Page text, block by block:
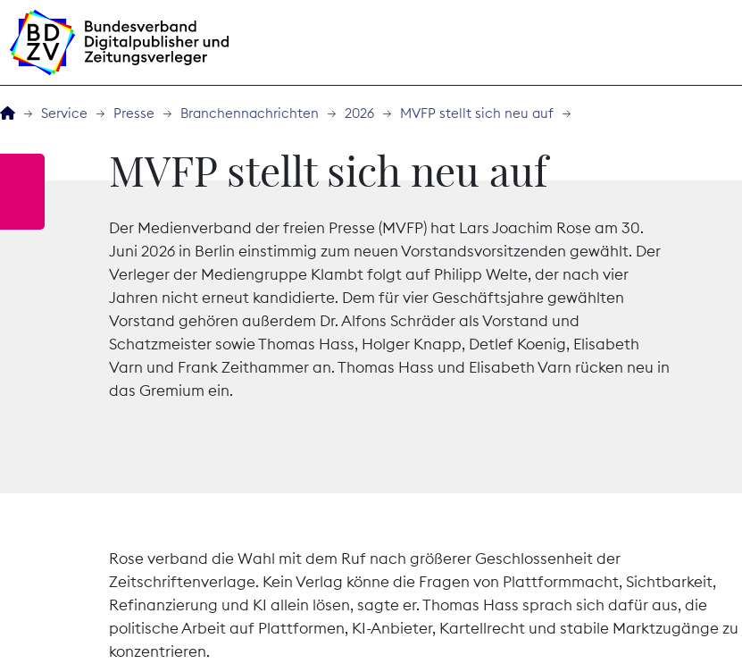
Der BDZV
BDZVplus GmbH
Bibliothek
Zeitungen in Deutschland
Service
Service Presse Branchennachrichten 2026 MVFP stellt sich neu auf
MVFP stellt sich neu auf
Der Medienverband der freien Presse (MVFP) hat Lars Joachim Rose am 30.
Juni 2026 in Berlin einstimmig zum neuen Vorstandsvorsitzenden gewählt. Der
Verleger der Mediengruppe Klambt folgt auf Philipp Welte, der nach vier
Jahren nicht erneut kandidierte. Dem für vier Geschäftsjahre gewählten
Vorstand gehören außerdem Dr. Alfons Schräder als Vorstand und
Schatzmeister sowie Thomas Hass, Holger Knapp, Detlef Koenig, Elisabeth
Varn und Frank Zeithammer an. Thomas Hass und Elisabeth Varn rücken neu in
das Gremium ein.
Rose verband die Wahl mit dem Ruf nach größerer Geschlossenheit der
Zeitschriftenverlage. Kein Verlag könne die Fragen von Plattformmacht, Sichtbarkeit,
Refinanzierung und KI allein lösen, sagte er. Thomas Hass sprach sich dafür aus, die
politische Arbeit auf Plattformen, KI-Anbieter, Kartellrecht und stabile Marktzugänge zu
konzentrieren.